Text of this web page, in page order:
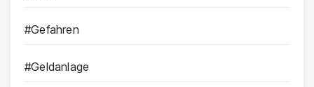
#Gefahren
#Geldanlage